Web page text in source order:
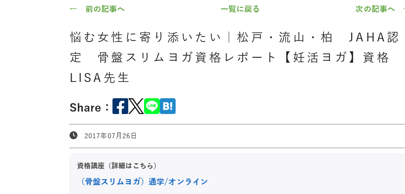
← 前の記事へ 一覧に戻る 次の記事へ
悩む女性に寄り添いたい｜松戸・流山・柏 JAHA認
定 骨盤スリムヨガ資格レポート【妊活ヨガ】資格
LISA先生
Share：
2017年07月26日
資格講座（詳細はこちら）
（骨盤スリムヨガ）通学/オンライン